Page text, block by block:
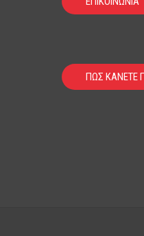
ΠΩΣ ΚΑΝΕΤΕ